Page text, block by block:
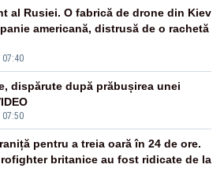
07:40
al Rusiei. O fabrică de drone din Kiev
americană, distrusă de o rachetă
07:50
dispărute după prăbușirea unei
pentru a treia oară în 24 de ore.
britanice au fost ridicate de la